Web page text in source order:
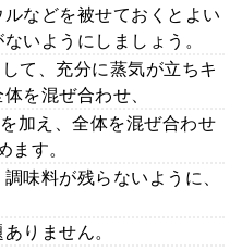
などを被せておくとよい
いようにしましょう。
て、充分に蒸気が立ちキ
を混ぜ合わせ、
加え、全体を混ぜ合わせ
ます。
味料が残らないように、
りません。